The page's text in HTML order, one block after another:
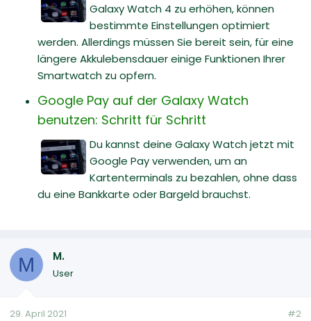
Galaxy Watch 4 zu erhöhen, können
bestimmte Einstellungen optimiert
werden. Allerdings müssen Sie bereit sein, für eine
längere Akkulebensdauer einige Funktionen Ihrer
Smartwatch zu opfern.
Google Pay auf der Galaxy Watch
benutzen: Schritt für Schritt
Du kannst deine Galaxy Watch jetzt mit
Google Pay verwenden, um an
Kartenterminals zu bezahlen, ohne dass
du eine Bankkarte oder Bargeld brauchst.
M M.
User
29. April 2021 #2